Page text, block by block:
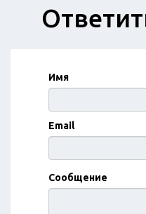
Имя
Email
Сообщение